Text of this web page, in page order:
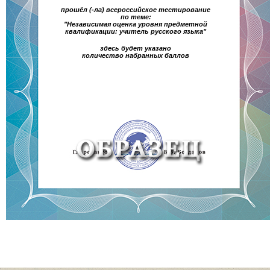
прошёл (-ла) всероссийское тестирование
по теме:
"Независимая оценка уровня предметной
квалификации: учитель русского языка"
здесь будет указано
количество набранных баллов